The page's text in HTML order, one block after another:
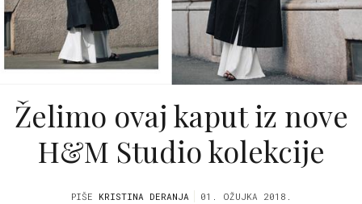
Želimo ovaj kaput iz nove
H&M Studio kolekcije
PIŠE KRISTINA DERANJA 01. OŽUJKA 2018.